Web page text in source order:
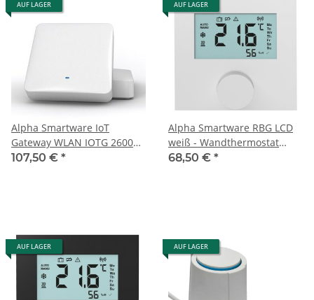
AUF LAGER
Alpha Smartware IoT
Gateway WLAN IOTG 26001-
N
107,50 € *
AUF LAGER
Alpha Smartware RBG LCD
weiß - Wandthermostat
RDS61011-N7
68,50 € *
AUF LAGER AUF LAGER